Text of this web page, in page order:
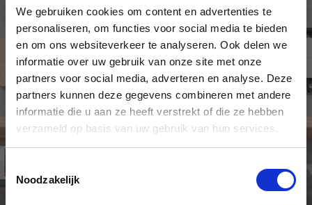
We gebruiken cookies om content en advertenties te
personaliseren, om functies voor social media te bieden
en om ons websiteverkeer te analyseren. Ook delen we
informatie over uw gebruik van onze site met onze
partners voor social media, adverteren en analyse. Deze
partners kunnen deze gegevens combineren met andere
informatie die u aan ze heeft verstrekt of die ze hebben
verzameld op basis van uw gebruik van hun services.
Noodzakelijk
Van belcel tot
boardroom en alles
ertussenin
Mix & match: kies groot of klein, zwart, wit of